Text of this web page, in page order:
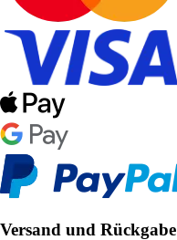
Versand und Rückgabe